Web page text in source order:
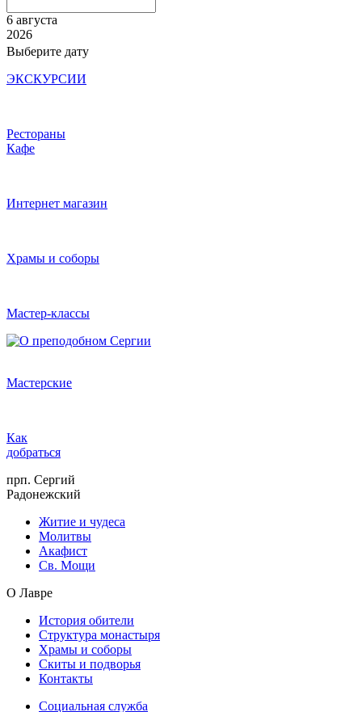
6 августа
2026
Выберите дату
ЭКСКУРСИИ
Рестораны
Кафе
Интернет магазин
Храмы и соборы
Мастер-классы
Мастерские
Как
добраться
прп. Сергий
Радонежский
Житие и чудеса
Молитвы
Акафист
Св. Мощи
О Лавре
История обители
Структура монастыря
Храмы и соборы
Скиты и подворья
Контакты
Социальная служба